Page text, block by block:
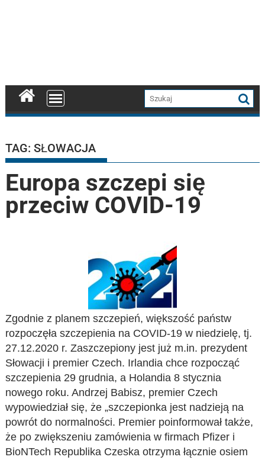
TAG:SŁOWACJA
Europa szczepi się
przeciw COVID-19
Zgodnie z planem szczepień, większość państw
rozpoczęła szczepienia na COVID-19 w niedzielę, tj.
27.12.2020 r. Zaszczepiony jest już m.in. prezydent
Słowacji i premier Czech. Irlandia chce rozpocząć
szczepienia 29 grudnia, a Holandia 8 stycznia
nowego roku. Andrzej Babisz, premier Czech
wypowiedział się, że „szczepionka jest nadzieją na
powrót do normalności. Premier poinformował także,
że po zwiększeniu zamówienia w firmach Pfizer i
BioNTech Republika Czeska otrzyma łącznie osiem